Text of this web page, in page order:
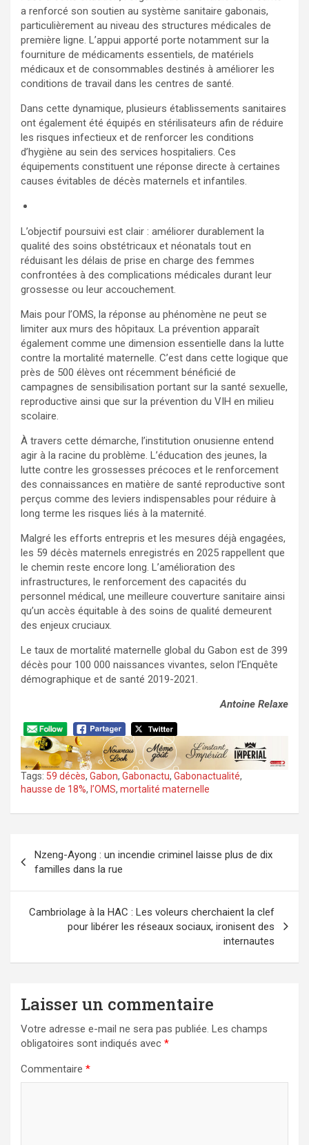
a renforcé son soutien au système sanitaire gabonais,
particulièrement au niveau des structures médicales de
première ligne. L’appui apporté porte notamment sur la
fourniture de médicaments essentiels, de matériels
médicaux et de consommables destinés à améliorer les
conditions de travail dans les centres de santé.
Dans cette dynamique, plusieurs établissements sanitaires
ont également été équipés en stérilisateurs afin de réduire
les risques infectieux et de renforcer les conditions
d’hygiène au sein des services hospitaliers. Ces
équipements constituent une réponse directe à certaines
causes évitables de décès maternels et infantiles.
L’objectif poursuivi est clair : améliorer durablement la
qualité des soins obstétricaux et néonatals tout en
réduisant les délais de prise en charge des femmes
confrontées à des complications médicales durant leur
grossesse ou leur accouchement.
Mais pour l’OMS, la réponse au phénomène ne peut se
limiter aux murs des hôpitaux. La prévention apparaît
également comme une dimension essentielle dans la lutte
contre la mortalité maternelle. C’est dans cette logique que
près de 500 élèves ont récemment bénéficié de
campagnes de sensibilisation portant sur la santé sexuelle,
reproductive ainsi que sur la prévention du VIH en milieu
scolaire.
À travers cette démarche, l’institution onusienne entend
agir à la racine du problème. L’éducation des jeunes, la
lutte contre les grossesses précoces et le renforcement
des connaissances en matière de santé reproductive sont
perçus comme des leviers indispensables pour réduire à
long terme les risques liés à la maternité.
Malgré les efforts entrepris et les mesures déjà engagées,
les 59 décès maternels enregistrés en 2025 rappellent que
le chemin reste encore long. L’amélioration des
infrastructures, le renforcement des capacités du
personnel médical, une meilleure couverture sanitaire ainsi
qu’un accès équitable à des soins de qualité demeurent
des enjeux cruciaux.
Le taux de mortalité maternelle global du Gabon est de 399
décès pour 100 000 naissances vivantes, selon l’Enquête
démographique et de santé 2019-2021.
Antoine Relaxe
Tags: 59 décès, Gabon, Gabonactu, Gabonactualité,
hausse de 18%, l’OMS, mortalité maternelle
de
l’article
Nzeng-Ayong : un incendie criminel laisse plus de dix
familles dans la rue
Cambriolage à la HAC : Les voleurs cherchaient la clef
pour libérer les réseaux sociaux, ironisent des
internautes
Laisser un commentaire
Votre adresse e-mail ne sera pas publiée. Les champs
obligatoires sont indiqués avec *
Commentaire *